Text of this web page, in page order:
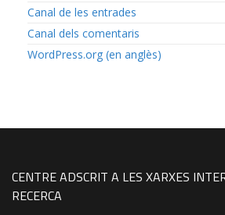
Canal de les entrades
Canal dels comentaris
WordPress.org (en anglès)
CENTRE ADSCRIT A LES XARXES
RECERCA